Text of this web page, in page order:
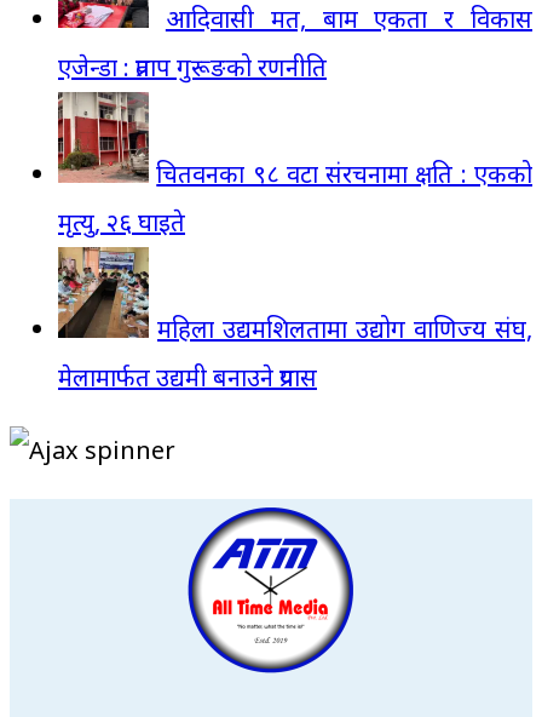
आदिवासी मत, बाम एकता र विकास
एजेन्डा : प्रताप गुरूङको रणनीति
चितवनका ९८ वटा संरचनामा क्षति : एकको
मृत्यु, २६ घाइते
महिला उद्यमशिलतामा उद्योग वाणिज्य संघ,
मेलामार्फत उद्यमी बनाउने प्रयास